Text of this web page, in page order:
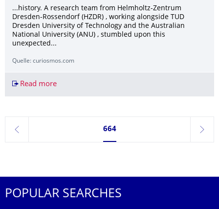
...history. A research team from Helmholtz-Zentrum
Dresden-Rossendorf (HZDR) , working alongside TUD
Dresden University of Technology and the Australian
National University (ANU) , stumbled upon this
unexpected...
Quelle: curiosmos.com
Read moreScientists Have Identified an Anomaly Deep
previous
Currently on page 664
664
next
POPULAR SEARCHES